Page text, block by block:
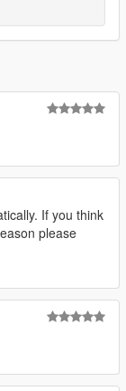
If you think
please